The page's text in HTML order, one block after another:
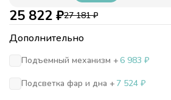
25 822 ₽27 181₽
Дополнительно
Подъемный механизм +6 983 ₽
Подсветка фар и дна + 7 524 ₽